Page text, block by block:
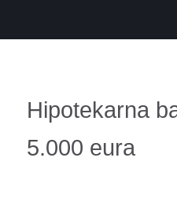
Hipotekarna
5.000 eura